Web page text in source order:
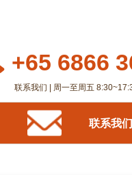
+65 6866
联系我们 | 周一至周五
联系我们